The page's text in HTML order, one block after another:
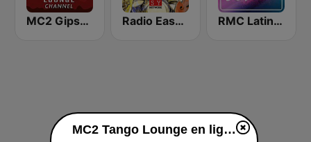
MC2 Gipsy Lounge Channel Radio Easy Network Jazz & Soul RMC Latin in Love
MC2 Tango Lounge en ligne